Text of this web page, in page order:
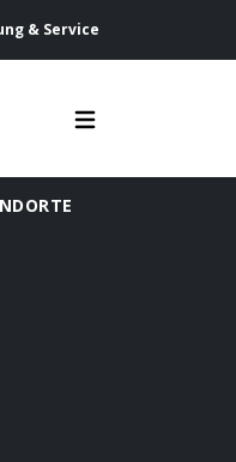
& Service